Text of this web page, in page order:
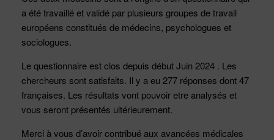
a été travaillé et validé par plusieurs groupes de travail
européens constitués de médecins, psychologues et
sociologues.
Le questionnaire est clos depuis début Juin 2024 . Les
chercheurs sont satisfaits. Il y a eu 277 réponses dont 47
françaises. Les résultats vont pouvoir etre analysés et
vous seront présentés ultérieurement.
Merci à vous d’avoir contribué aux avancées médicales